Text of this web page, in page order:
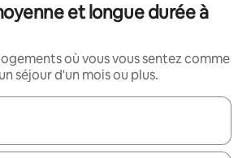
et longue durée à
où vous vous sentez comme
séjour d'un mois ou plus.
s'affichent, utilisez les flèches vers le